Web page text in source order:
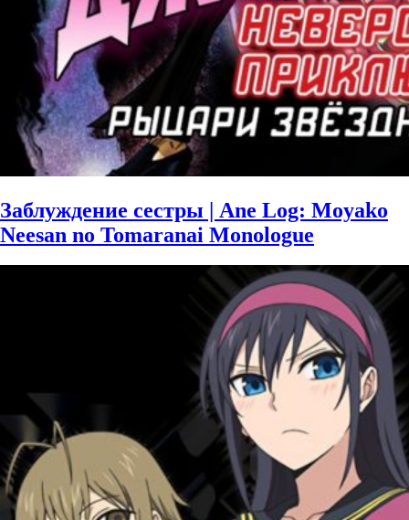
Заблуждение сестры | Ane Log: Moyako
Neesan no Tomaranai Monologue